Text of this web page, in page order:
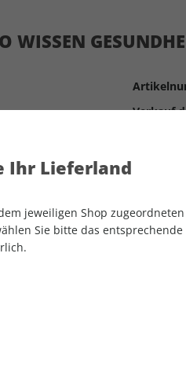
WISSEN
Verkauf
Ihr Lieferland
jeweiligen Shop
Sie bitte das